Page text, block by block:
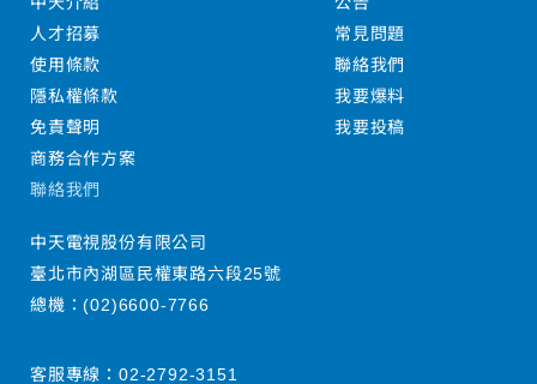
人才招募
使用條款
隱私權條款
免責聲明
商務合作方案
常見問題
聯絡我們
我要爆料
我要投稿
聯絡我們
中天電視股份有限公司
臺北市內湖區民權東路六段25號
總機：(02)6600-7766
客服專線： 02-2792-3151